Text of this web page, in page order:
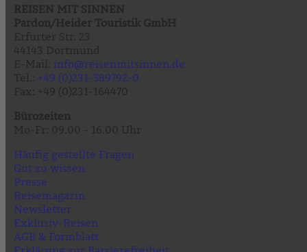
info@reisenmitsinnen.de
+49 (0)231-589792-0
Häufig gestellte Fragen
Gut zu wissen
Presse
Reisemagazin
Newsletter
Exklusiv-Reisen
AGB & Formblatt